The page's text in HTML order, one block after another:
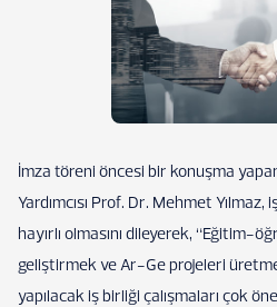
İmza töreni öncesi bir konuşma
Yardımcısı Prof. Dr. Mehmet
hayırlı olmasını dileyerek, “Eğitim-
geliştirmek ve Ar-Ge projeleri
yapılacak iş birliği çalışmaları çok